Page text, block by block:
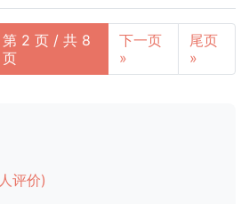
第 2 页 / 共 8
页
下一页
»
尾页
»
人评价)